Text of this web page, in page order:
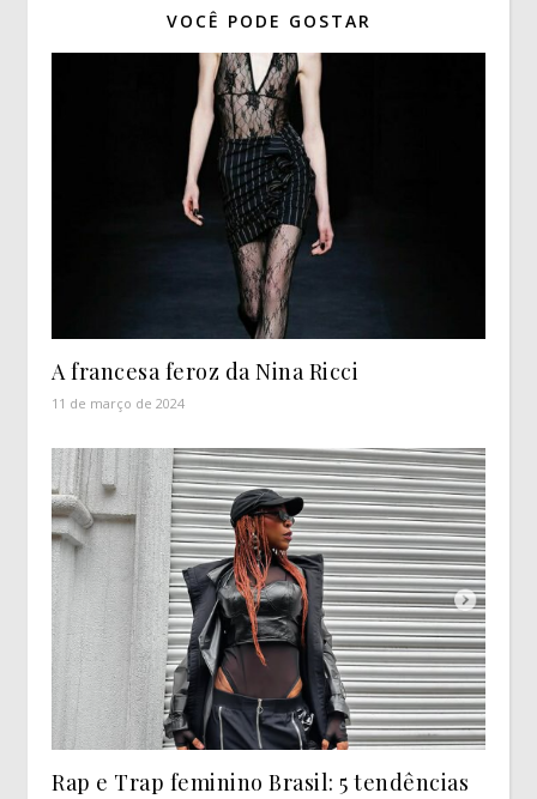
VOCÊ PODE GOSTAR
A francesa feroz da Nina Ricci
11 de março de 2024
Rap e Trap feminino Brasil: 5 tendências